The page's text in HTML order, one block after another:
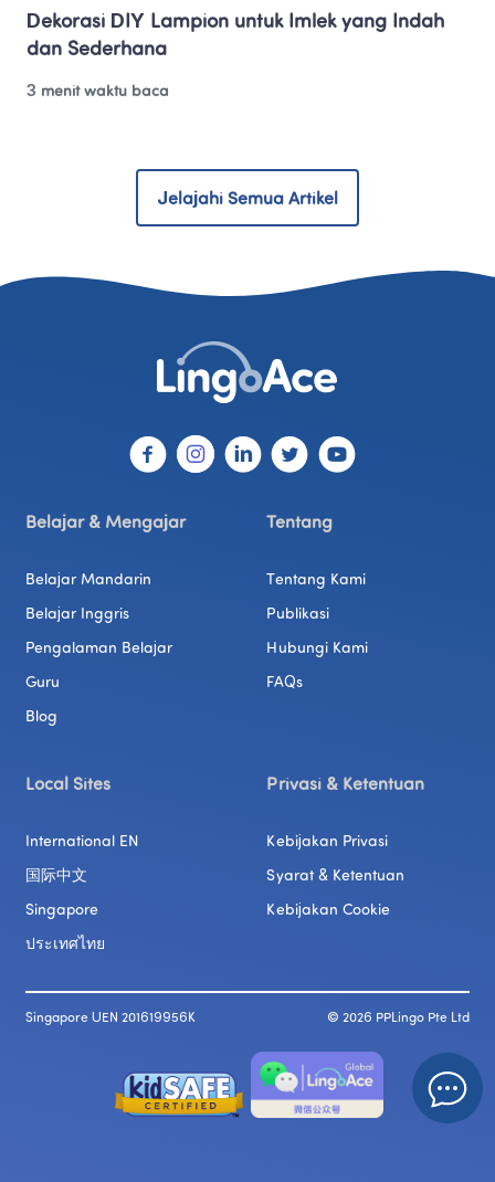
Dekorasi DIY Lampion untuk Imlek yang Indah
dan Sederhana
3 menit waktu baca
Jelajahi Semua Artikel
Belajar & Mengajar
Belajar Mandarin
Belajar Inggris
Pengalaman Belajar
Guru
Blog
Tentang
Tentang Kami
Publikasi
Hubungi Kami
FAQs
Local Sites
International EN
国际中文
Singapore
ประเทศไทย
Privasi & Ketentuan
Kebijakan Privasi
Syarat & Ketentuan
Kebijakan Cookie
Singapore UEN 201619956K © 2026 PPLingo Pte Ltd